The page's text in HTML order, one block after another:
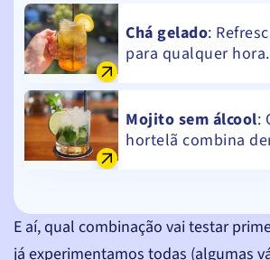
Chá gelado:
para qualquer hora.
Mojito sem álcool:
hortelã combina
E aí, qual combinação vai testar
já experimentamos todas (algumas